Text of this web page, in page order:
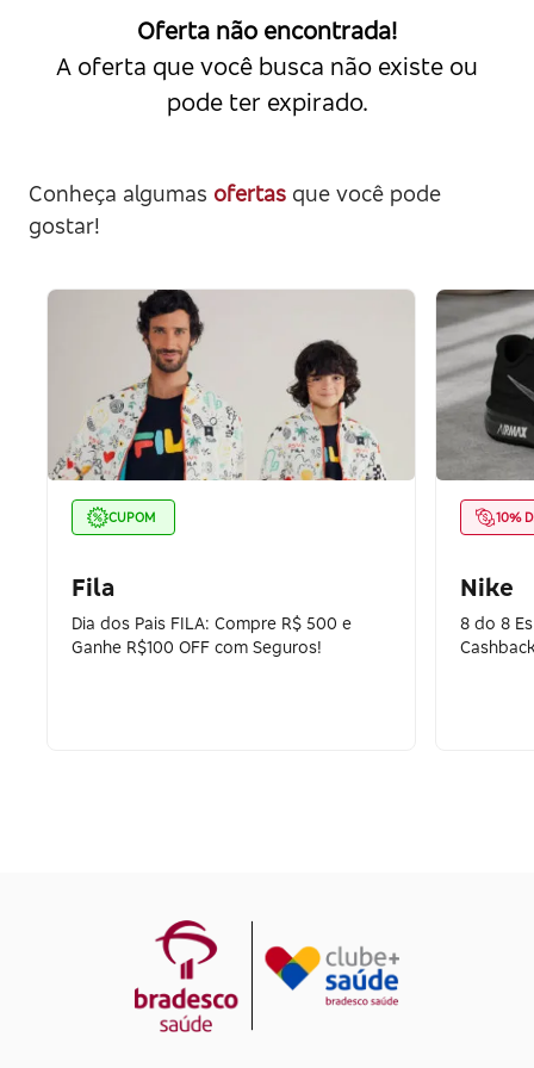
Oferta não encontrada!
A oferta que você busca não existe ou
pode ter expirado.
Conheça algumas ofertas que você pode
gostar!
CUPOM
Fila
Dia dos Pais FILA: Compre R$ 500 e
Ganhe R$100 OFF com Seguros!
10%
Nike
8 do 8